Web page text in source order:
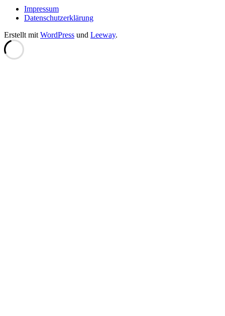
Impressum
Datenschutzerklärung
Erstellt mit WordPress und Leeway.